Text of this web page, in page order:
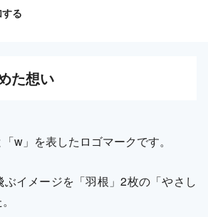
る
た想い
w」を表したロゴマークです。
イメージを「羽根」2枚の「やさし